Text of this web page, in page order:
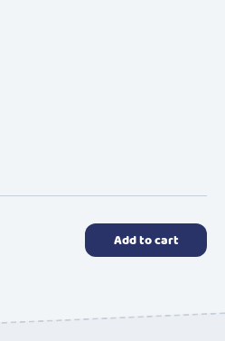
Add to cart